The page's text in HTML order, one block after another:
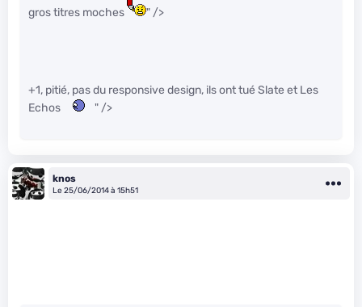
gros titres moches " />
+1, pitié, pas du responsive design, ils ont tué Slate et Les
Echos
" />
knos
Le 25/06/2014 à 15h51